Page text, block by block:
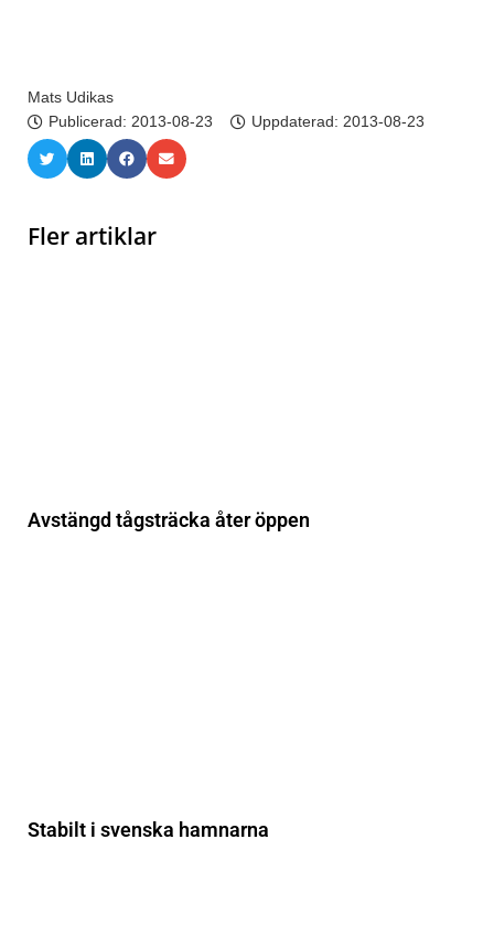
Mats Udikas
Publicerad: 2013-08-23 Uppdaterad: 2013-08-23
Fler artiklar
Avstängd tågsträcka åter öppen
Stabilt i svenska hamnarna